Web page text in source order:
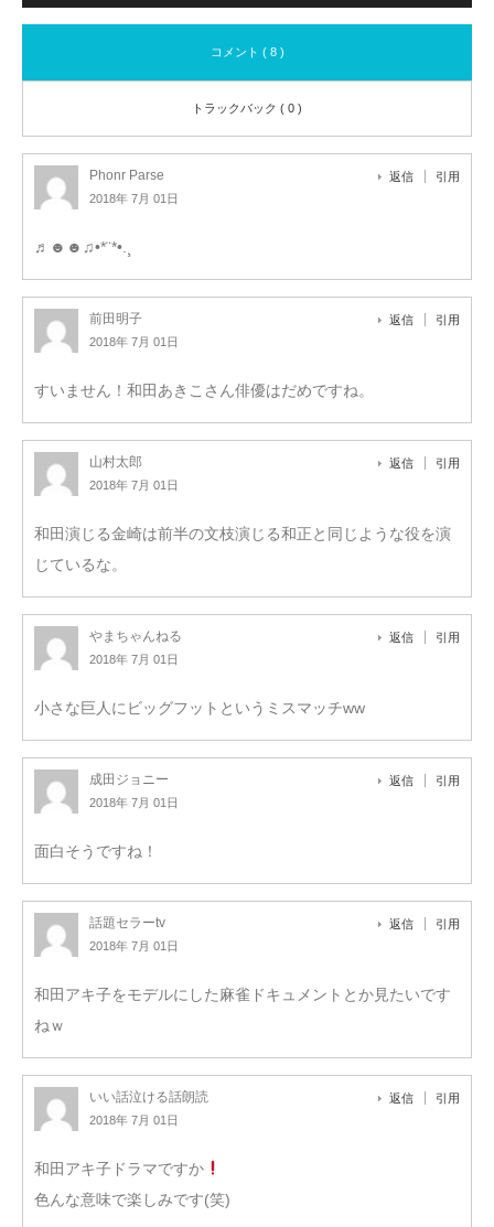
コメント ( 8 )
トラックバック ( 0 )
Phonr Parse
2018年 7月 01日
返信 引用
♬☻☻♫•*¨*•.¸
前田明子
2018年 7月 01日
返信 引用
すいません！和田あきこさん俳優はだめですね。
山村太郎
2018年 7月 01日
返信 引用
和田演じる金崎は前半の文枝演じる和正と同じような役を演
じているな。
やまちゃんねる
2018年 7月 01日
返信 引用
小さな巨人にビッグフットというミスマッチww
成田ジョニー
2018年 7月 01日
返信 引用
面白そうですね！
話題セラーtv
2018年 7月 01日
返信 引用
和田アキ子をモデルにした麻雀ドキュメントとか見たいです
ねｗ
いい話泣ける話朗読
2018年 7月 01日
返信 引用
和田アキ子ドラマですか
色んな意味で楽しみです(笑)